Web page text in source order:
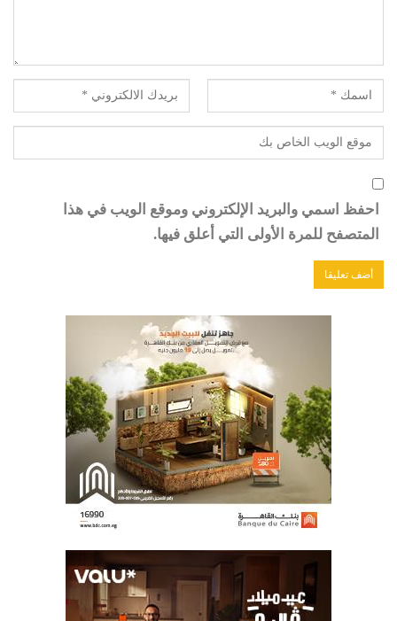
احفظ اسمي والبريد الإلكتروني وموقع الويب في هذا
المتصفح للمرة الأولى التي أعلق فيها.